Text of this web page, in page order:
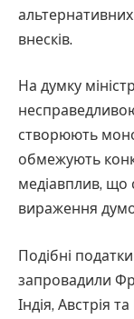
внесків.
На думку
несправедливою
створюють
обмежують
медіавплив, що
вираження
Подібні
запровадили
Індія, Австрія